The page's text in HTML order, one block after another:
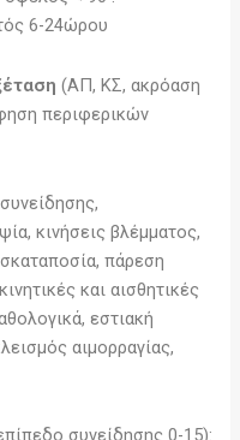
6-24ώρου
(ΑΠ, ΚΣ, ακρόαση
περιφερικών
κινήσεις βλέμματος,
πάρεση
και αισθητικές
εστιακή
αιμορραγίας,
συνείδησης 0-15):